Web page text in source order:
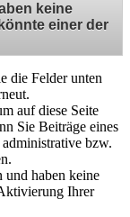
keine
einer der
die Felder unten
auf diese Seite
Sie Beiträge eines
bzw.
und haben keine
Ihrer